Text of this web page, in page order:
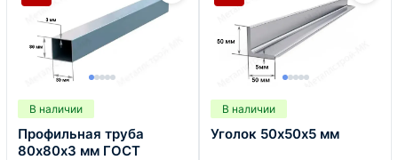
В наличии
Профильная труба
80х80х3 мм ГОСТ
В наличии
Уголок 50х50х5 мм